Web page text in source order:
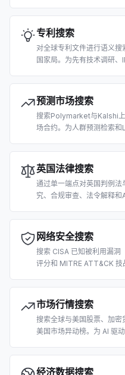
专利搜索
对全球专利文件进行语义
国家局。为先有技术调研
预测市场搜索
搜索Polymarket与Kalshi
场合约。为人群预测检索和
英国法律搜索
通过单一端点对英国判例
究、合规审查、法令解释和
网络安全搜索
搜索 CISA 已知被利用漏洞
评分和 MITRE ATT&CK 技
市场行情搜索
搜索全球与美国股票、加密
美国市场异动榜。为 AI 驱
经济数据搜索